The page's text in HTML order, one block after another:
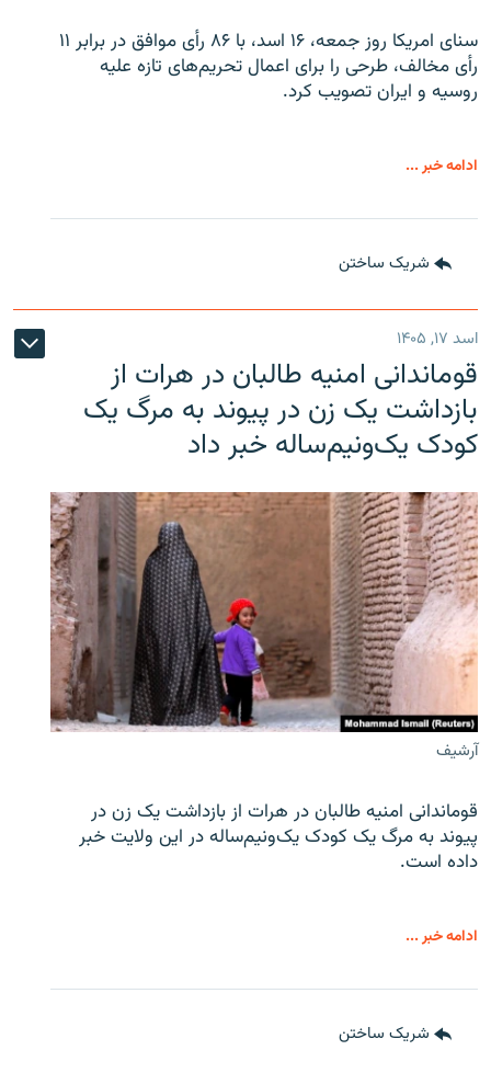
سنای امریکا روز جمعه، ۱۶ اسد، با ۸۶ رأی موافق در برابر ۱۱
رأی مخالف، طرحی را برای اعمال تحریم‌های تازه علیه
روسیه و ایران تصویب کرد.
ادامه خبر ...
شریک ساختن
اسد ۱۷, ۱۴۰۵
قوماندانی امنیه طالبان در هرات از
بازداشت یک زن در پیوند به مرگ یک
کودک یک‌ونیم‌ساله خبر داد
آرشیف
قوماندانی امنیه طالبان در هرات از بازداشت یک زن در
پیوند به مرگ یک کودک یک‌ونیم‌ساله در این ولایت خبر
داده است.
ادامه خبر ...
شریک ساختن